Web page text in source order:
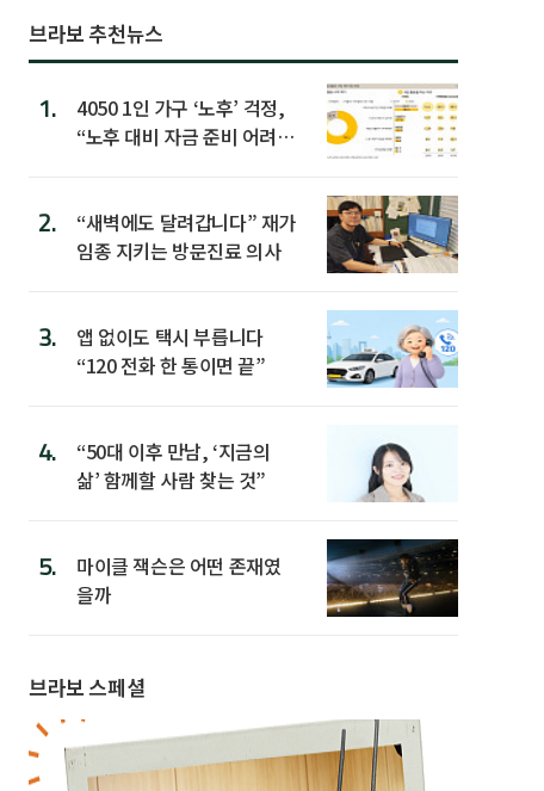
브라보 추천뉴스
1.
4050 1인 가구 ‘노후’ 걱정,
“노후 대비 자금 준비 어려
2.
“새벽에도 달려갑니다” 재가
임종 지키는 방문진료 의사
3.
앱 없이도 택시 부릅니다
“120 전화 한 통이면 끝”
4.
“50대 이후 만남, ‘지금의
삶’ 함께할 사람 찾는 것”
5.
마이클 잭슨은 어떤 존재였
을까
브라보 스페셜